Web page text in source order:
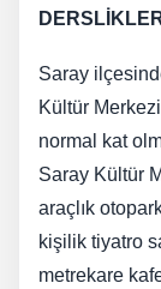
Saray
Kültür
normal kat
Saray Kültür
araçlık
kişilik tiyatro
metrekare